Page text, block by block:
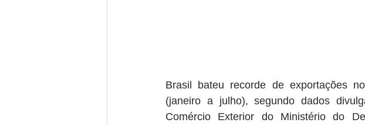
Brasil bateu recorde de exportações
(janeiro a julho), segundo dados
Comércio Exterior do Ministério do